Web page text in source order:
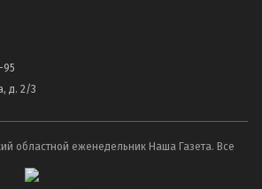
95
д. 2/3
областной еженедельник Наша Газета. Все